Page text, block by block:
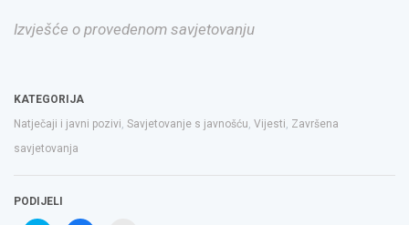
Izvješće o provedenom savjetovanju
KATEGORIJA
Natječaji i javni pozivi Savjetovanje s javnošću Vijesti Završena
savjetovanja
PODIJELI